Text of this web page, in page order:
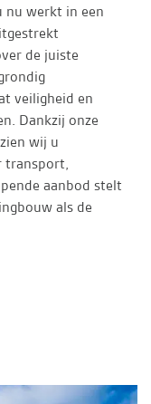
nu werkt in een
de juiste
veiligheid en
Dankzij onze
wij u
transport,
aanbod stelt
als de